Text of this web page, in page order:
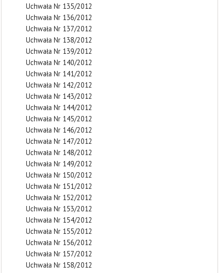
Uchwała Nr 135/2012
Uchwała Nr 136/2012
Uchwała Nr 137/2012
Uchwała Nr 138/2012
Uchwała Nr 139/2012
Uchwała Nr 140/2012
Uchwała Nr 141/2012
Uchwała Nr 142/2012
Uchwała Nr 143/2012
Uchwała Nr 144/2012
Uchwała Nr 145/2012
Uchwała Nr 146/2012
Uchwała Nr 147/2012
Uchwała Nr 148/2012
Uchwała Nr 149/2012
Uchwała Nr 150/2012
Uchwała Nr 151/2012
Uchwała Nr 152/2012
Uchwała Nr 153/2012
Uchwała Nr 154/2012
Uchwała Nr 155/2012
Uchwała Nr 156/2012
Uchwała Nr 157/2012
Uchwała Nr 158/2012